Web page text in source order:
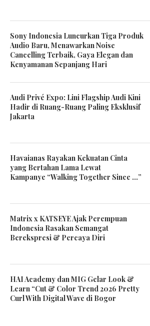
Sony Indonesia Luncurkan Tiga Produk
Audio Baru, Menawarkan Noise
Cancelling Terbaik, Gaya Elegan dan
Kenyamanan Sepanjang Hari
Audi Privé Expo: Lini Flagship Audi Kini
Hadir di Ruang-Ruang Paling Eksklusif
Jakarta
Havaianas Rayakan Kekuatan Cinta
yang Bertahan Lama Lewat
Kampanye “Walking Together Since …”
Matrix x KATSEYE Ajak Perempuan
Indonesia Rasakan Semangat
Berekspresi & Percaya Diri
HAI Academy dan MIG Gelar Look &
Learn “Cut & Color Trend 2026 Pretty
Curl With Digital Wave di Bogor